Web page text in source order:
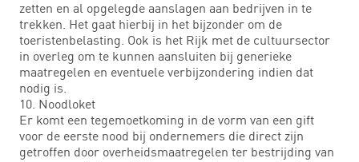
zetten en al opgelegde aanslagen aan bedrijven in te
trekken. Het gaat hierbij in het bijzonder om de
toeristenbelasting. Ook is het Rijk met de cultuursector
in overleg om te kunnen aansluiten bij generieke
maatregelen en eventuele verbijzondering indien dat
nodig is.
10. Noodloket
Er komt een tegemoetkoming in de vorm van een gift
voor de eerste nood bij ondernemers die direct zijn
getroffen door overheidsmaatregelen ter bestrijding van